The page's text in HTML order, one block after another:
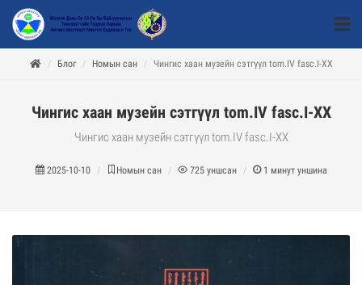
Блог Номын сан Чингис хаан музейн сэтгүүл tom.IV fasc.I-XX
Чингис хаан музейн сэтгүүл tom.IV fasc.I-XX
Чингис хаан музейн сэтгүүл tom.IV fasc.I-XX
2025-10-10 Номын сан 725 уншсан 1 минут уншина